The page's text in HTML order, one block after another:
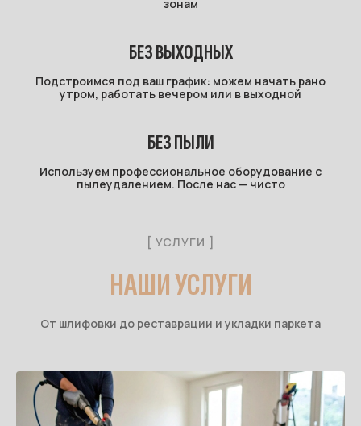
зонам
БЕЗ ВЫХОДНЫХ
Подстроимся под ваш график: можем начать рано
утром, работать вечером или в выходной
БЕЗ ПЫЛИ
Используем профессиональное оборудование с
пылеудалением. После нас — чисто
[ УСЛУГИ ]
НАШИ УСЛУГИ
От шлифовки до реставрации и укладки паркета